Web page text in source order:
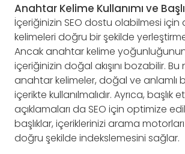
Anahtar Kelime Kullanımı ve
İçeriğinizin SEO dostu olabilmesi
kelimeleri doğru bir şekilde
Ancak anahtar kelime
içeriğinizin doğal akışını bozabilir.
anahtar kelimeler, doğal ve anlamlı
içerikte kullanılmalıdır. Ayrıca, başlık
açıklamaları da SEO için optimize
başlıklar, içeriklerinizi arama
doğru şekilde indekslemesini sağlar.